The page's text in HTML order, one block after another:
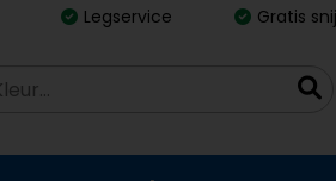
Legservice Gratis